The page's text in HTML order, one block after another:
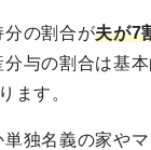
分の割合が夫が7
与の割合は基本
ます。
独名義の家や